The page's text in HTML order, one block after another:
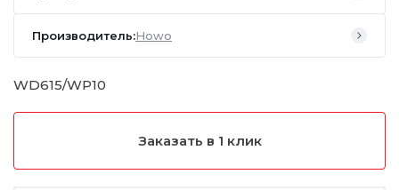
Производитель:Howo
WD615/WP10
Заказать в 1 клик